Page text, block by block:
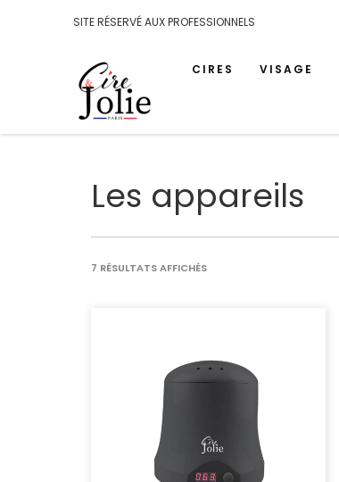
SITE RÉSERVÉ AUX PROFESSIONNELS
CIRES VISAGE
Les appareils
7 RÉSULTATS AFFICHÉSTRIÉ